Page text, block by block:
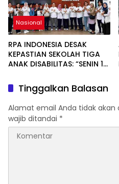
Nasional
RPA INDONESIA DESAK
KEPASTIAN SEKOLAH TIGA
ANAK DISABILITAS: “SENIN 10
SUDAH BERSEKOLAH!
Tinggalkan Balasan
Alamat email Anda tidak akan
wajib ditandai *